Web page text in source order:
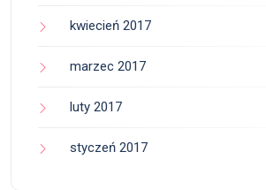
kwiecień 2017
marzec 2017
luty 2017
styczeń 2017